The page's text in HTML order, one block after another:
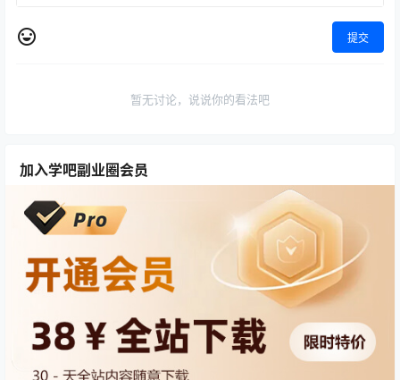
提交
暂无讨论，说说你的看法吧
加入学吧副业圈会员